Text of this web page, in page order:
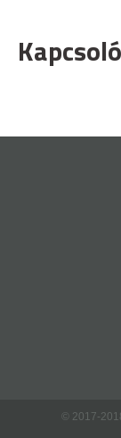
© 2017-